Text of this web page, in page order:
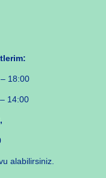
18:00
14:00
alabilirsiniz.